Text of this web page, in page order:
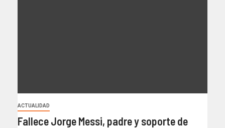
ACTUALIDAD
Fallece Jorge Messi, padre y soporte de